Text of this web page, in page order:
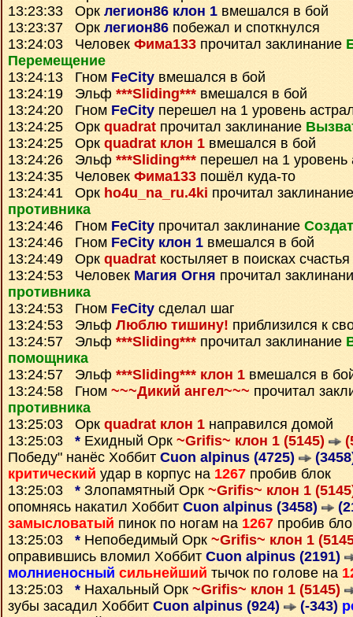
13:23:33 Орк легион86 клон 1 вмешался в бой
13:23:37 Орк легион86 побежал и споткнулся
13:24:03 Человек Фима133 прочитал заклинание
Перемещение
13:24:13 Гном FeCity вмешался в бой
13:24:19 Эльф ***Sliding*** вмешался в бой
13:24:20 Гном FeCity перешел на 1 уровень
13:24:25 Орк quadrat прочитал заклинание
13:24:25 Орк quadrat клон 1 вмешался в бой
13:24:26 Эльф ***Sliding*** перешел на 1 уровень
13:24:35 Человек Фима133 пошёл куда-то
13:24:41 Орк ho4u_na_ru.4ki прочитал
противника
13:24:46 Гном FeCity прочитал заклинание
13:24:46 Гном FeCity клон 1 вмешался в бой
13:24:49 Орк quadrat костыляет в поисках счастья
13:24:53 Человек Магия Огня прочитал
противника
13:24:53 Гном FeCity сделал шаг
13:24:53 Эльф Люблю тишину! приблизился к
13:24:57 Эльф ***Sliding*** прочитал заклинание
помощника
13:24:57 Эльф ***Sliding*** клон 1 вмешался в
13:24:58 Гном ~~~Дикий ангел~~~ прочитал
противника
13:25:03 Орк quadrat клон 1 направился домой
13:25:03 * Ехидный Орк ~Grifis~ клон 1 (5145)
Победу" нанёс Хоббит Cuon alpinus (4725)
критический удар в корпус на 1267 пробив блок
13:25:03 * Злопамятный Орк ~Grifis~ клон 1
опомнясь накатил Хоббит Cuon alpinus (3458)
замысловатый пинок по ногам на 1267 пробив
13:25:03 * Непобедимый Орк ~Grifis~ клон 1
оправившись вломил Хоббит Cuon alpinus (2191)
молниеносный сильнейший тычок по голове на
13:25:03 * Нахальный Орк ~Grifis~ клон 1 (5145)
зубы засадил Хоббит Cuon alpinus (924) (-343)